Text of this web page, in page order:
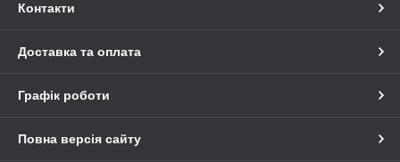
Контакти
Доставка та оплата
Графік роботи
Повна версія сайту